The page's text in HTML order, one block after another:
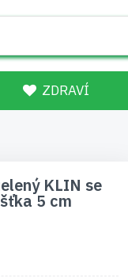
ZDRAVÍ
KLIN se
5 cm